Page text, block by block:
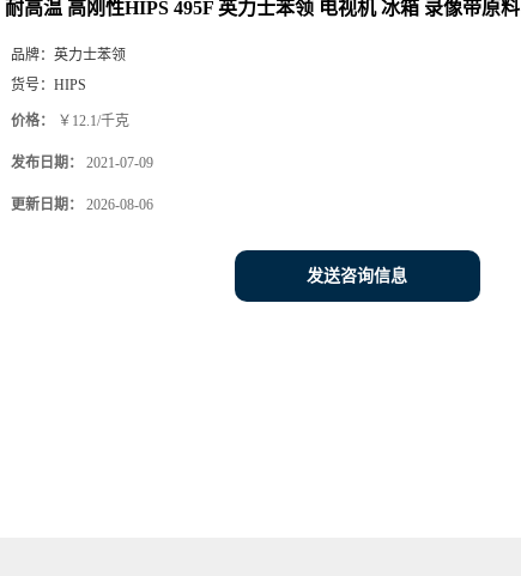
耐高温 高刚性HIPS 495F 英力士苯领 电视机 冰箱 录像带原料
品牌： 英力士苯领
货号： HIPS
价格： ￥12.1/千克
发布日期： 2021-07-09
更新日期： 2026-08-06
发送咨询信息